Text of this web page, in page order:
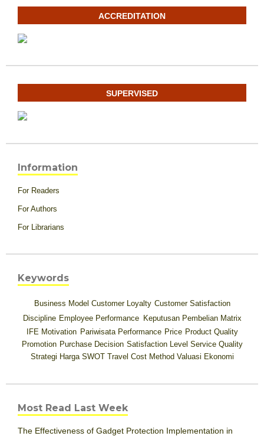
ACCREDITATION
SUPERVISED
Information
For Readers
For Authors
For Librarians
Keywords
Business Model Customer Loyalty Customer Satisfaction
Discipline Employee Performance Keputusan Pembelian Matrix
IFE Motivation Pariwisata Performance Price Product Quality
Promotion Purchase Decision Satisfaction Level Service Quality
Strategi Harga SWOT Travel Cost Method Valuasi Ekonomi
Most Read Last Week
The Effectiveness of Gadget Protection Implementation in